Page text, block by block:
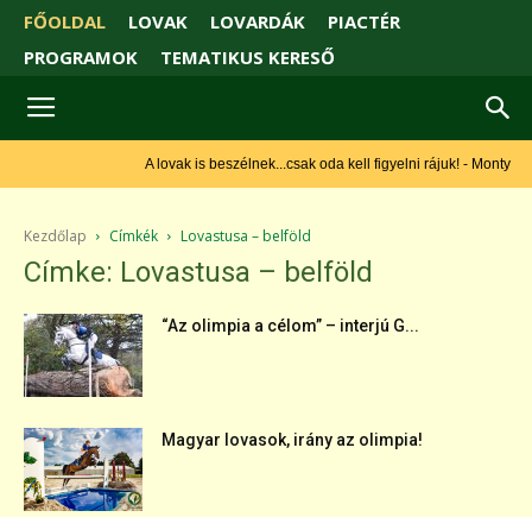
FŐOLDAL LOVAK LOVARDÁK
PIACTÉR
PROGRAMOK
TEMATIKUS KERESŐ
A lovak is beszélnek...csak oda kell figyelni rájuk! - Monty Roberts
Kezdőlap Címkék Lovastusa – belföld
Címke: Lovastusa – belföld
“Az olimpia a célom” – interjú G...
Magyar lovasok, irány az olimpia!